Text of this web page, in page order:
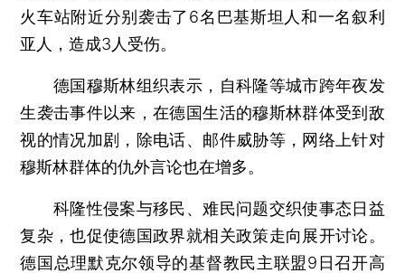
火车站附近分别袭击了6名巴基斯坦人和一名叙利
亚人，造成3人受伤。
德国穆斯林组织表示，自科隆等城市跨年夜发
生袭击事件以来，在德国生活的穆斯林群体受到敌
视的情况加剧，除电话、邮件威胁等，网络上针对
穆斯林群体的仇外言论也在增多。
科隆性侵案与移民、难民问题交织使事态日益
复杂，也促使德国政界就相关政策走向展开讨论。
德国总理默克尔领导的基督教民主联盟9日召开高